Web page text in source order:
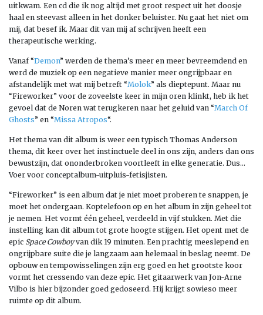
uitkwam. Een cd die ik nog altijd met groot respect uit het doosje
haal en steevast alleen in het donker beluister. Nu gaat het niet om
mij, dat besef ik. Maar dit van mij af schrijven heeft een
therapeutische werking.
Vanaf “Demon” werden de thema’s meer en meer bevreemdend en
werd de muziek op een negatieve manier meer ongrijpbaar en
afstandelijk met wat mij betreft “Molok” als dieptepunt. Maar nu
“Fireworker” voor de zoveelste keer in mijn oren klinkt, heb ik het
gevoel dat de Noren wat terugkeren naar het geluid van “March Of
Ghosts” en “Missa Atropos“.
Het thema van dit album is weer een typisch Thomas Anderson
thema, dit keer over het instinctuele deel in ons zijn, anders dan ons
bewustzijn, dat ononderbroken voortleeft in elke generatie. Dus…
Voer voor conceptalbum-uitpluis-fetisjisten.
“Fireworker” is een album dat je niet moet proberen te snappen, je
moet het ondergaan. Koptelefoon op en het album in zijn geheel tot
je nemen. Het vormt één geheel, verdeeld in vijf stukken. Met die
instelling kan dit album tot grote hoogte stijgen. Het opent met de
epic Space Cowboyvan dik 19 minuten. Een prachtig meeslepend en
ongrijpbare suite die je langzaam aan helemaal in beslag neemt. De
opbouw en tempowisselingen zijn erg goed en het grootste koor
vormt het cressendo van deze epic. Het gitaarwerk van Jon-Arne
Vilbo is hier bijzonder goed gedoseerd. Hij krijgt sowieso meer
ruimte op dit album.